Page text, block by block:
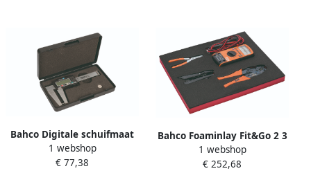
Bahco Digitale schuifmaat
voor remschijven BBR420
1 webshop
€ 77,38
Bahco Foaminlay Fit&Go 2 3
kabeltangen en
multimeterset 4-delig
1 webshop
€ 252,68